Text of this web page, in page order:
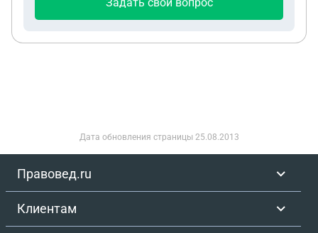
Эти дома на одном земельном участке стоят.
завещании, могут претендовать на этот
Дата обновления страницы 25.08.2013
Правовед.ru
Клиентам